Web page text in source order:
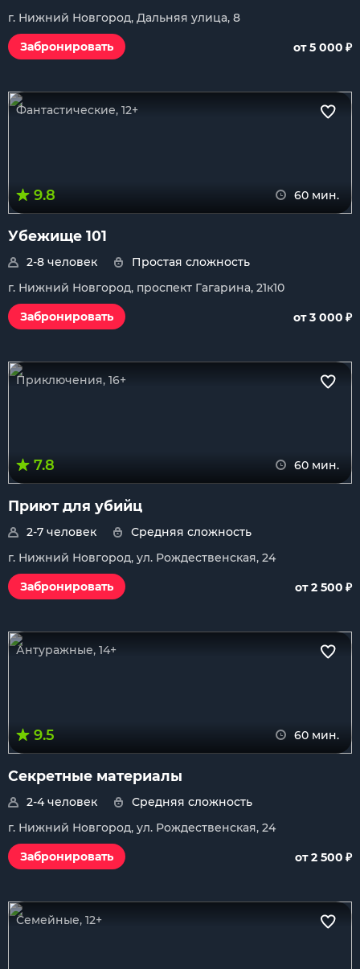
г. Нижний Новгород, Дальняя улица, 8
Забронировать
от 5 000 ₽
Фантастические, 12+
9.8 60 мин.
Убежище 101
2-8 человек
Простая сложность
г. Нижний Новгород, проспект Гагарина, 21к10
Забронировать
от 3 000 ₽
Приключения, 16+
7.8 60 мин.
Приют для убийц
2-7 человек
Средняя сложность
г. Нижний Новгород, ул. Рождественская, 24
Забронировать
от 2 500 ₽
Антуражные, 14+
9.5 60 мин.
Секретные материалы
2-4 человек
Средняя сложность
г. Нижний Новгород, ул. Рождественская, 24
Забронировать
от 2 500 ₽
Семейные, 12+